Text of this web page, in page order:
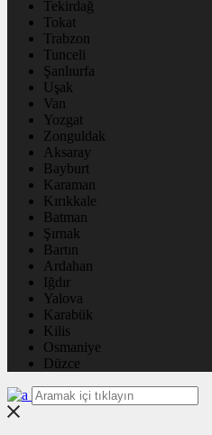
Tekirdağ
Tokat
Trabzon
Tunceli
Şanlıurfa
Uşak
Van
Yozgat
Zonguldak
Aksaray
Bayburt
Karaman
Kırıkkale
Batman
Şırnak
Bartın
Ardahan
Iğdır
Yalova
Karabük
Kilis
Osmaniye
Düzce